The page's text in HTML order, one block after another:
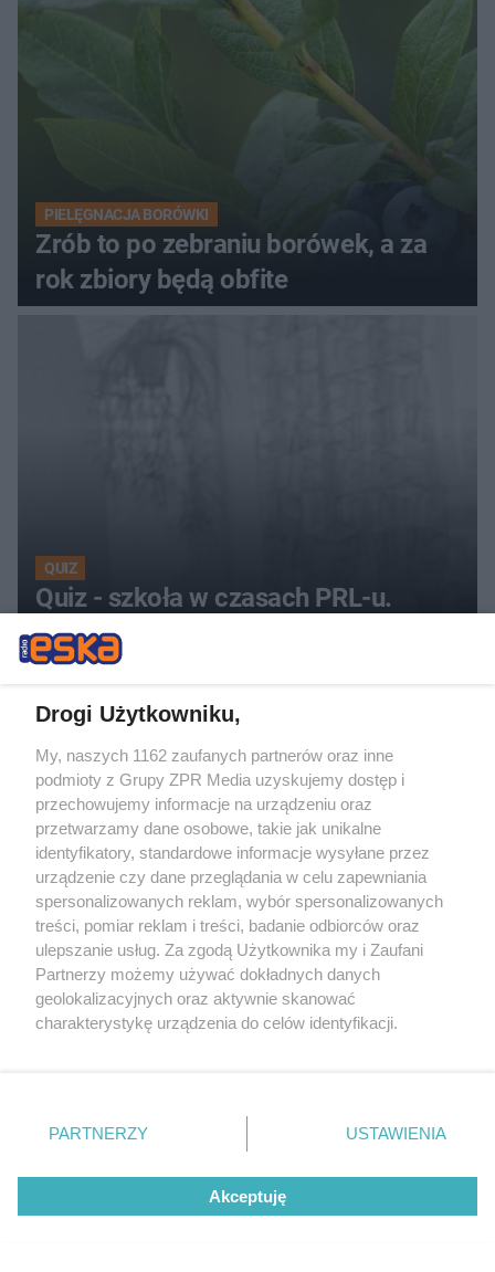
PIELĘGNACJA BORÓWKI
Zrób to po zebraniu borówek, a za
rok zbiory będą obfite
QUIZ
Quiz - szkoła w czasach PRL-u.
Młodzież nie ma szans
RODZINA LEWANDOWSKICH
Anna Lewandowska dołączyła do
męża w USA. Podróż prywatnym
odrzutowcem to dopiero początek!
Drogi Użytkowniku,
My, naszych 1162 zaufanych partnerów oraz inne
podmioty z Grupy ZPR Media uzyskujemy dostęp i
przechowujemy informacje na urządzeniu oraz
przetwarzamy dane osobowe, takie jak unikalne
identyfikatory, standardowe informacje wysyłane przez
urządzenie czy dane przeglądania w celu zapewniania
spersonalizowanych reklam, wybór spersonalizowanych
treści, pomiar reklam i treści, badanie odbiorców oraz
ulepszanie usług. Za zgodą Użytkownika my i Zaufani
Partnerzy możemy używać dokładnych danych
geolokalizacyjnych oraz aktywnie skanować
charakterystykę urządzenia do celów identyfikacji.
zmienić/wycofać klikając przycisk ustawień prywatności
znajdujący się w lewym dolnym rogu strony
rodzaje przetwarzania danych nie wymagają zgody
użytkownika, ale masz prawo sprzeciwić się takiemu
przetwarzaniu. Preferencje będą miały zastosowanie tylko
PARTNERZY USTAWIENIA
Akceptuję